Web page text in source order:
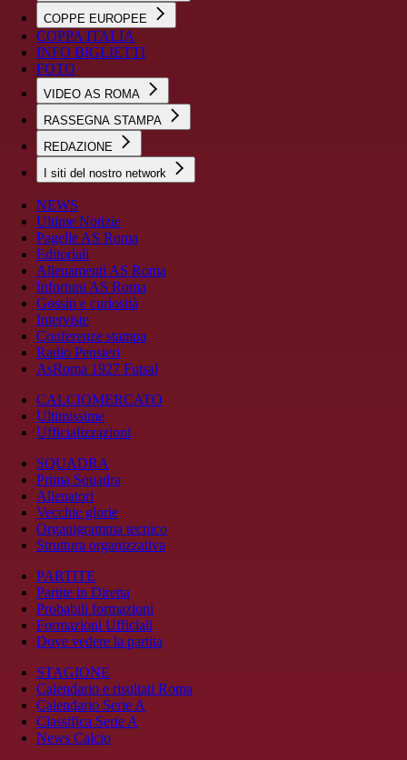
COPPE EUROPEE
COPPA ITALIA
INFO BIGLIETTI
FOTO
VIDEO AS ROMA
RASSEGNA STAMPA
REDAZIONE
I siti del nostro network
NEWS
Ultime Notizie
Pagelle AS Roma
Editoriali
Allenamenti AS Roma
Infortuni AS Roma
Gossip e curiosità
Interviste
Conferenze stampa
Radio Pensieri
AsRoma 1927 Futsal
CALCIOMERCATO
Ultimissime
Ufficializzazioni
SQUADRA
Prima Squadra
Allenatori
Vecchie glorie
Organigramma tecnico
Struttura organizzativa
PARTITE
Partite in Diretta
Probabili formazioni
Formazioni Ufficiali
Dove vedere la partita
STAGIONE
Calendario e risultati Roma
Calendario Serie A
Classifica Serie A
News Calcio